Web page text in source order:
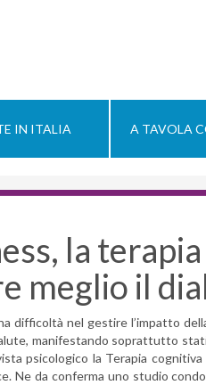
IN ITALIA A TAVOLA
la
meglio il
difficoltà nel gestire l’impatto
manifestando soprattutto
psicologico la Terapia
Ne da conferma uno studio